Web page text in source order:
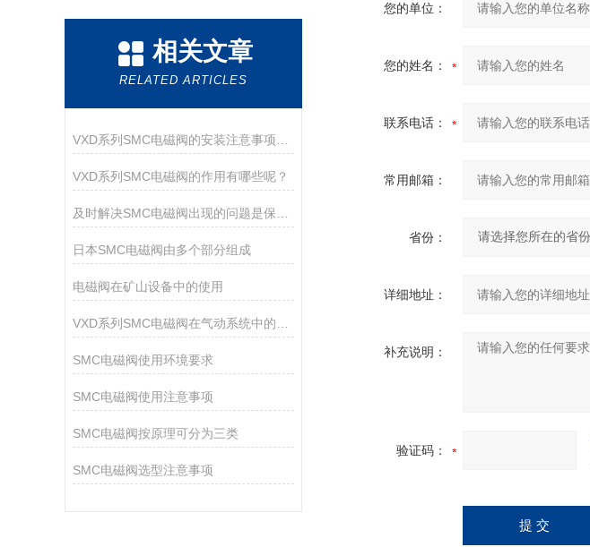
相关文章
RELATED ARTICLES
VXD系列SMC电磁阀的作用有哪些呢？
日本SMC电磁阀由多个部分组成
电磁阀在矿山设备中的使用
SMC电磁阀使用环境要求
SMC电磁阀使用注意事项
SMC电磁阀按原理可分为三类
SMC电磁阀选型注意事项
您的单位：
您的姓名：
联系电话：
常用邮箱：
省份：
详细地址：
补充说明：
验证码：